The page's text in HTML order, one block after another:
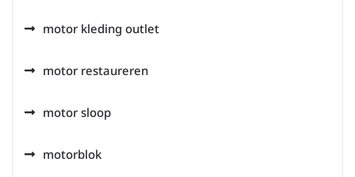
motor kleding outlet
motor restaureren
motor sloop
motorblok